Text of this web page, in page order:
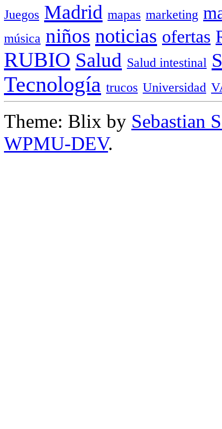
Juegos Madrid mapas marketing
música niños noticias ofertas
RUBIO Salud Salud intestinal
Tecnología trucos Universidad
Theme: Blix by Sebastian
WPMU-DEV.